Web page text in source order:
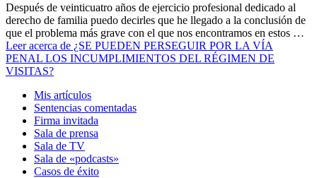
Después de veinticuatro años de ejercicio profesional dedicado al
derecho de familia puedo decirles que he llegado a la conclusión de
que el problema más grave con el que nos encontramos en estos …
Leeracerca de ¿SE PUEDEN PERSEGUIR POR LA VÍA
PENAL LOS INCUMPLIMIENTOS DEL RÉGIMEN DE
VISITAS?
Mis artículos
Sentencias comentadas
Firma invitada
Sala de prensa
Sala de TV
Sala de «podcasts»
Casos de éxito